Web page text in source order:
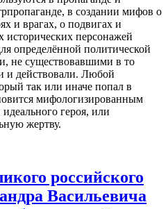
в создании мифов о
и врагах, о подвигах и
исторических персонажей
определённой политической
не существовавшими в то
и действовали. Любой
так или иначе попал в
мифологизированным
героя, или
жертву.
российского
Васильевича